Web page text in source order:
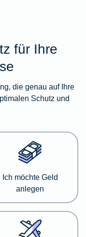
für Ihre
die genau auf Ihre
Schutz und
Ich möchte Geld
anlegen